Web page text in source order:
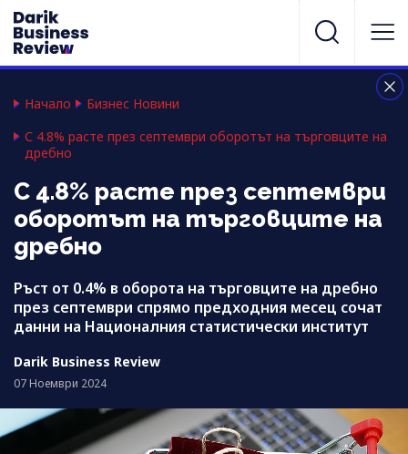
Начало
Бизнес Новини
С 4.8% расте през септември оборотът на търговците на
дребно
С 4.8% расте през септември
оборотът на търговците на
дребно
Ръст от 0.4% в оборота на търговците на дребно
през септември спрямо предходния месец сочат
данни на Националния статистически институт
Darik Business Review
07 Ноември 2024